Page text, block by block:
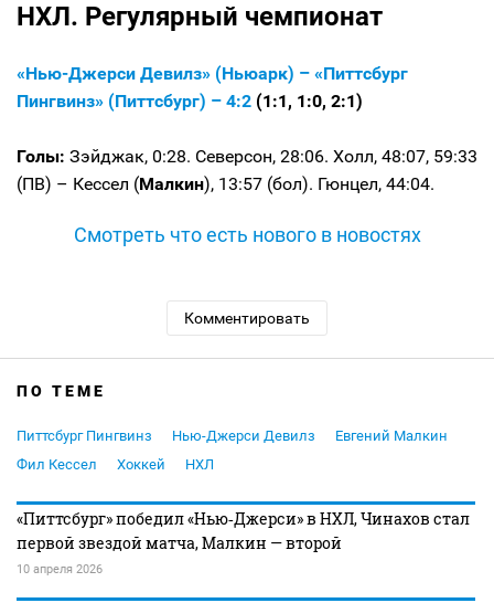
НХЛ. Регулярный чемпионат
«Нью-Джерси Девилз» (Ньюарк) – «Питтсбург
Пингвинз» (Питтсбург) – 4:2 (1:1, 1:0, 2:1)
Голы: Зэйджак, 0:28. Северсон, 28:06. Холл, 48:07, 59:33
(ПВ) – Кессел (Малкин), 13:57 (бол). Гюнцел, 44:04.
Смотреть что есть нового в новостях
Комментировать
ПО ТЕМЕ
Питтсбург Пингвинз Нью-Джерси Девилз
Евгений Малкин
Фил Кессел
Хоккей НХЛ
«Питтсбург» победил «Нью‑Джерси» в НХЛ, Чинахов стал
первой звездой матча, Малкин — второй
10 апреля 2026